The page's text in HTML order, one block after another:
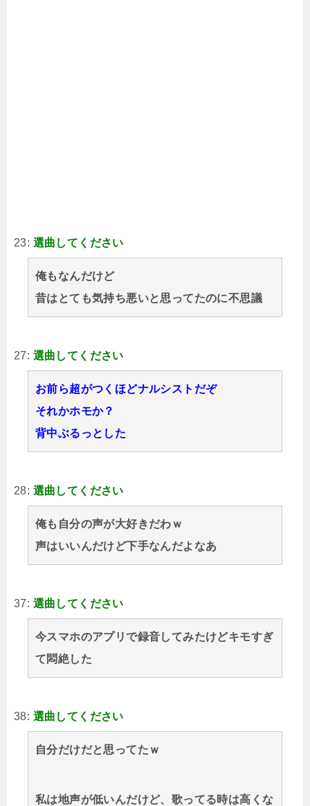
23: 選曲してください
俺もなんだけど
昔はとても気持ち悪いと思ってたのに不思議
27: 選曲してください
お前ら超がつくほどナルシストだぞ
それかホモか？
背中ぶるっとした
28: 選曲してください
俺も自分の声が大好きだわｗ
声はいいんだけど下手なんだよなあ
37: 選曲してください
今スマホのアプリで録音してみたけどキモすぎ
て悶絶した
38: 選曲してください
自分だけだと思ってたｗ
私は地声が低いんだけど、歌ってる時は高くな